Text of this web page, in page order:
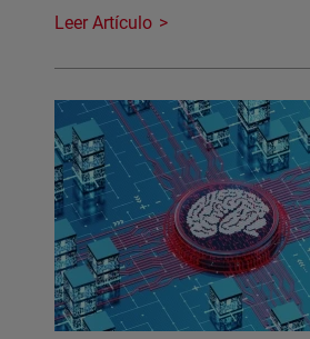
Leer Artículo